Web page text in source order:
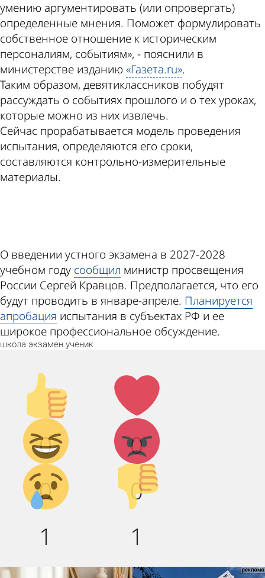
умению аргументировать (или опровергать)
определенные мнения. Поможет формулировать
собственное отношение к историческим
персоналиям, событиям», - пояснили в
министерстве изданию «Газета.ru».
Таким образом, девятиклассников побудят
рассуждать о событиях прошлого и о тех уроках,
которые можно из них извлечь.
Сейчас прорабатывается модель проведения
испытания, определяются его сроки,
составляются контрольно-измерительные
материалы.
О введении устного экзамена в 2027-2028
учебном году сообщил министр просвещения
России Сергей Кравцов. Предполагается, что его
будут проводить в январе-апреле. Планируется
апробация испытания в субъектах РФ и ее
широкое профессиональное обсуждение.
школа экзамен ученик
Палец
вверх!
0
Лайк!
0
Дикий
смех!
0
Агрессия!
0
Грусть :(
1
Палец
вниз!
1